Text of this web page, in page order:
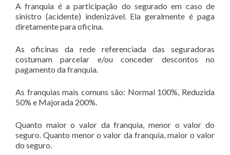
A franquia é a participação do segurado em caso de
sinistro (acidente) indenizável. Ela geralmente é paga
diretamente para oficina.
As oficinas da rede referenciada das seguradoras
costumam parcelar e/ou conceder descontos no
pagamento da franquia.
As franquias mais comuns são: Normal 100%, Reduzida
50% e Majorada 200%.
Quanto maior o valor da franquia, menor o valor do
seguro. Quanto menor o valor da franquia, maior o valor
do seguro.